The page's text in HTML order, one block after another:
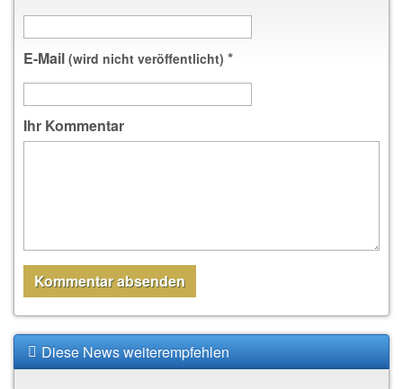
E-Mail (wird nicht veröffentlicht) *
Ihr Kommentar
Diese News weiterempfehlen